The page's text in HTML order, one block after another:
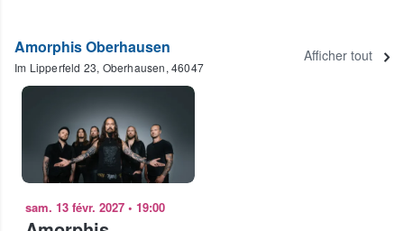
Amorphis Oberhausen
Im Lipperfeld 23, Oberhausen, 46047
Afficher tout
sam. 13 févr. 2027 • 19:00